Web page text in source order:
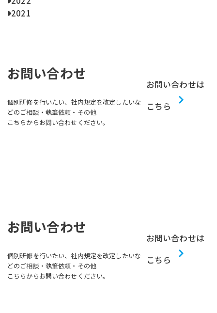
2021
お問い合わせ
個別研修を行いたい、社内規定を改定したいな
どのご相談・執筆依頼・その他
こちらからお問い合わせください。
お問い合わせは
こちら
お問い合わせ
個別研修を行いたい、社内規定を改定したいな
どのご相談・執筆依頼・その他
こちらからお問い合わせください。
お問い合わせは
こちら